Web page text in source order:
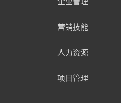
营销技能
人力资源
项目管理